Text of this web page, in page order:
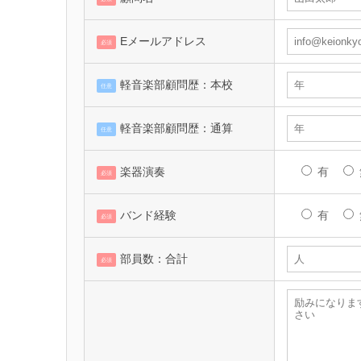
必須 Eメールアドレス
任意 軽音楽部顧問歴：本校
任意 軽音楽部顧問歴：通算
必須 楽器演奏 有
必須 バンド経験 有
必須 部員数：合計